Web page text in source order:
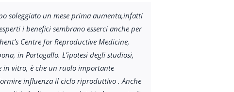
soleggiato un mese prima aumenta,infatti
i benefici sembrano esserci anche per
Centre for Reproductive Medicine,
in Portogallo. L’ipotesi degli studiosi,
in vitro, è che un ruolo importante
influenza il ciclo riproduttivo . Anche